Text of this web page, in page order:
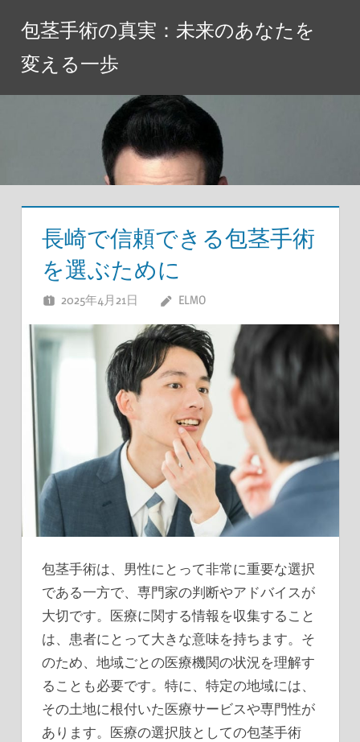
包茎手術の真実：未来のあなたを
変える一歩
長崎で信頼できる包茎手術
を選ぶために
2025年4月21日 ELMO
包茎手術は、男性にとって非常に重要な選択
である一方で、専門家の判断やアドバイスが
大切です。 医療に関する情報を収集すること
は、患者にとって大きな意味を持ちます。そ
のため、地域ごとの医療機関の状況を理解す
ることも必要です。特に、特定の地域には、
その土地に根付いた医療サービスや専門性が
あります。医療の選択肢としての包茎手術